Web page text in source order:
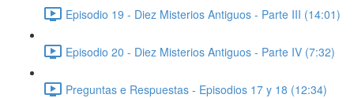
Episodio 19 - Diez Misterios Antiguos - Parte III (14:01)
Episodio 20 - Diez Misterios Antiguos - Parte IV (7:32)
Preguntas e Respuestas - Episodios 17 y 18 (12:34)